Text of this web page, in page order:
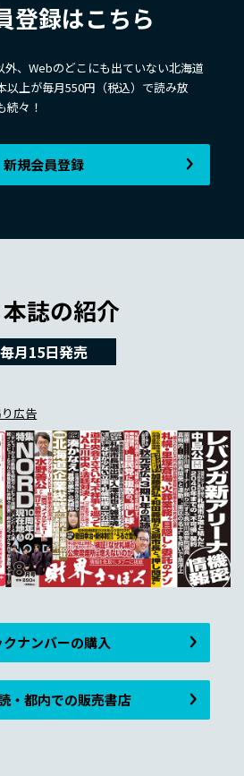
登録はこちら
、Webのどこにも出ていない北海道
以上が毎月550円（税込）で読み放
続々！
新規会員登録
本誌の紹介
毎月15日発売
広告
クナンバーの購入
・都内での販売書店